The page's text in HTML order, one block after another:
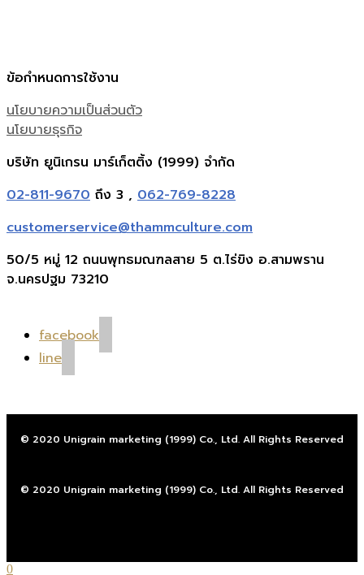
ข้อกำหนดการใช้งาน
นโยบายความเป็นส่วนตัว
นโยบายธุรกิจ
บริษัท ยูนิเกรน มาร์เก็ตติ้ง (1999) จำกัด
02-811-9670 ถึง 3 , 062-769-8228
customerservice@thammculture.com
50/5 หมู่ 12 ถนนพุทธมณฑลสาย 5 ต.ไร่ขิง อ.สามพราน
จ.นครปฐม 73210
facebook
line
© 2020 Unigrain marketing (1999) Co., Ltd. All Rights Reserved
© 2020 Unigrain marketing (1999) Co., Ltd. All Rights Reserved
0